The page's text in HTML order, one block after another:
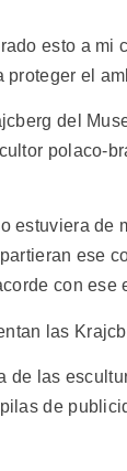
esto a mi
proteger el
del
polaco-
estuviera de
ese
con ese
las
de las
de